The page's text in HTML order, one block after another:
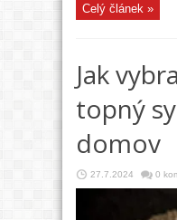
Celý článek »
Jak
topný
domov
27.7.2024 0